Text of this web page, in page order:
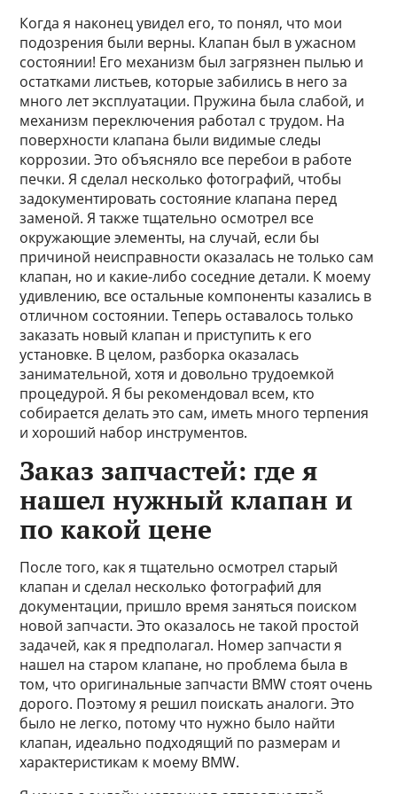
Когда я наконец увидел его, то понял, что мои
подозрения были верны. Клапан был в ужасном
состоянии! Его механизм был загрязнен пылью и
остатками листьев, которые забились в него за
много лет эксплуатации. Пружина была слабой, и
механизм переключения работал с трудом. На
поверхности клапана были видимые следы
коррозии. Это объясняло все перебои в работе
печки. Я сделал несколько фотографий, чтобы
задокументировать состояние клапана перед
заменой. Я также тщательно осмотрел все
окружающие элементы, на случай, если бы
причиной неисправности оказалась не только сам
клапан, но и какие-либо соседние детали. К моему
удивлению, все остальные компоненты казались в
отличном состоянии. Теперь оставалось только
заказать новый клапан и приступить к его
установке. В целом, разборка оказалась
занимательной, хотя и довольно трудоемкой
процедурой. Я бы рекомендовал всем, кто
собирается делать это сам, иметь много терпения
и хороший набор инструментов.
Заказ запчастей: где я
нашел нужный клапан и
по какой цене
После того, как я тщательно осмотрел старый
клапан и сделал несколько фотографий для
документации, пришло время заняться поиском
новой запчасти. Это оказалось не такой простой
задачей, как я предполагал. Номер запчасти я
нашел на старом клапане, но проблема была в
том, что оригинальные запчасти BMW стоят очень
дорого. Поэтому я решил поискать аналоги. Это
было не легко, потому что нужно было найти
клапан, идеально подходящий по размерам и
характеристикам к моему BMW.